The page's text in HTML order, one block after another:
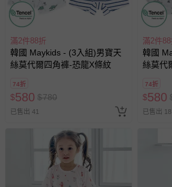
滿2件88折
韓國 Maykids - (3入組)男寶天
絲莫代爾四角褲-恐龍X條紋
74折
$580 $780
已售出 41
滿2件88
韓國
絲莫代
74折
$580
已售出 18